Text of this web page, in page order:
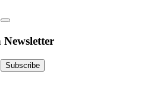
Newsletter
Subscribe